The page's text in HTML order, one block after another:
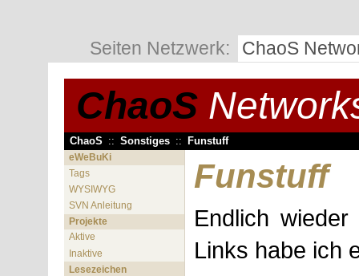
Seiten Netzwerk: ChaoS
ChaoS
ChaoS :: Sonstiges :: Funstuff
eWeBuKi
Tags
WYSIWYG
SVN Anleitung
Projekte
Aktive
Inaktive
Lesezeichen
Funstuff
Endlich
Links habe ich